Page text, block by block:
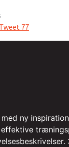
Tweet 77
med ny